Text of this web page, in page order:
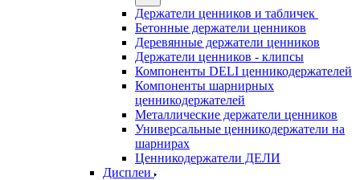
Держатели ценников и табличек
Бетонные держатели ценников
Деревянные держатели ценников
Держатели ценников - клипсы
Компоненты DELI ценникодержателей
Компоненты шарнирных
ценникодержателей
Металлические держатели ценников
Универсальные ценникодержатели на
шарнирах
Ценникодержатели ДЕЛИ
Дисплеи